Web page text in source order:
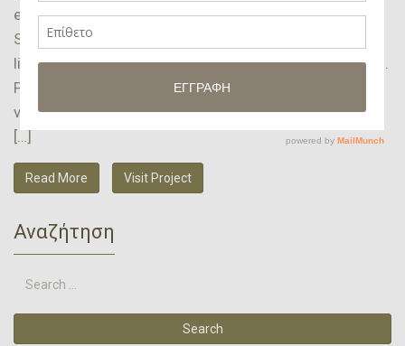
elit. Donec id elit non mi porta gravida at eget metus.
Sed posuere consectetur est at lobortis. Vestibulum id
ligula porta felis euismod semper. Aenean eu leo quam.
Pellentesque ornare sem lacinia quam venenatis
vestibulum. Fusce dapibus, tellus ac cursus commodo,
[…]
Read More Visit Project
Αναζήτηση